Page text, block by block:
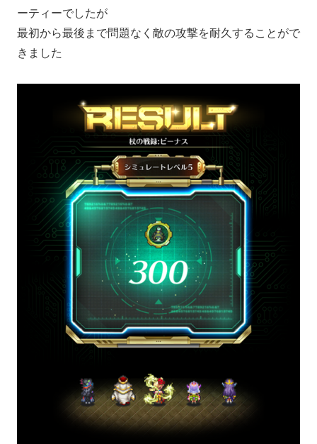
ーティーでしたが
最初から最後まで問題なく敵の攻撃を耐久することがで
きました